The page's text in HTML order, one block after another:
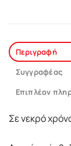
Περιγραφή
Συγγραφέας
Επιπλέον
Σε νεκρό